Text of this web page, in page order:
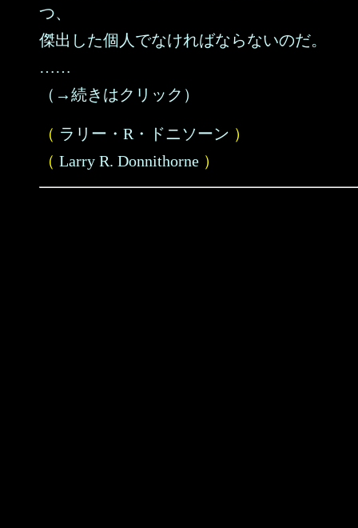
つ、
傑出した個人でなければならないのだ。
……
（→続きはクリック）
（ ラリー・R・ドニソーン ）
（ Larry R. Donnithorne ）